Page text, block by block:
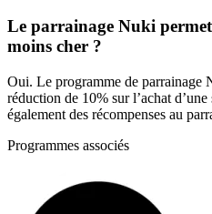
Le parrainage Nuki
moins cher ?
Oui. Le programme de parrainage
réduction de 10% sur l’achat
également des récompenses au
Programmes associés